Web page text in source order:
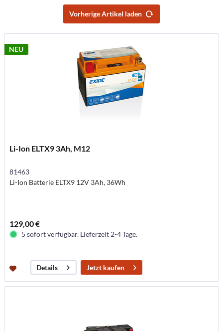
Vorherige Artikel laden
NEU
Li-Ion ELTX9 3Ah, M12
81463
Li-Ion Batterie ELTX9 12V 3Ah, 36Wh
129,00 €
5 sofort verfügbar. Lieferzeit 2-4 Tage.
Details Jetzt kaufen